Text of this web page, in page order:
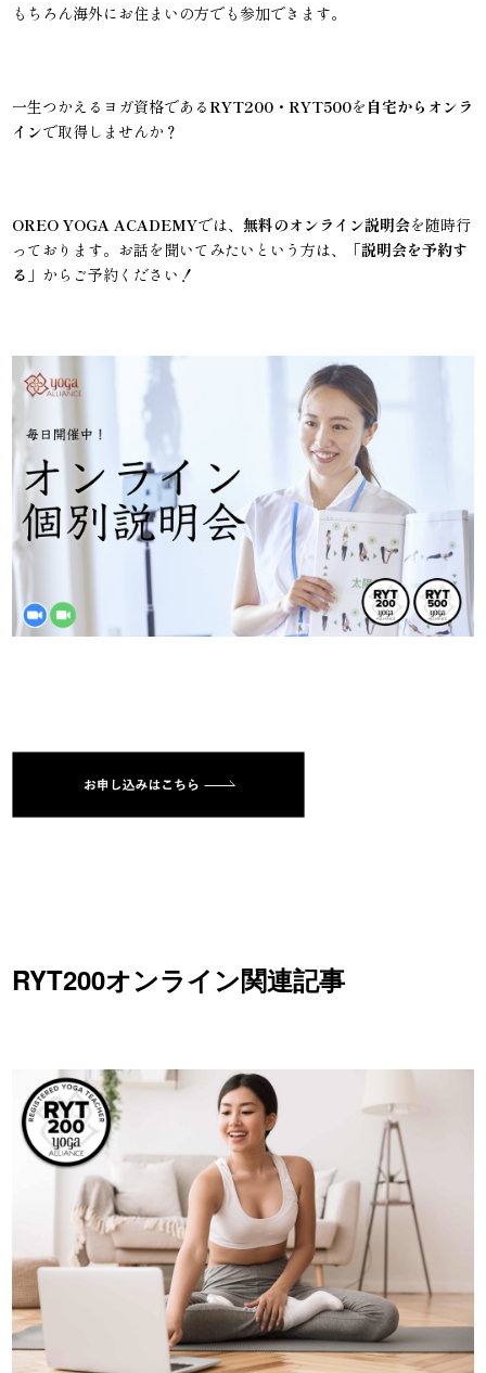
もちろん海外にお住まいの方でも参加できます。
一生つかえるヨガ資格であるRYT200・RYT500を 自宅からオンラ
インで取得しませんか？
OREO YOGA ACADEMYでは、無料のオンライン説明会を随時行
っております。お話を聞いてみたいという方は、「説明会を予約す
る 」からご予約ください！
RYT200オンライン関連記事